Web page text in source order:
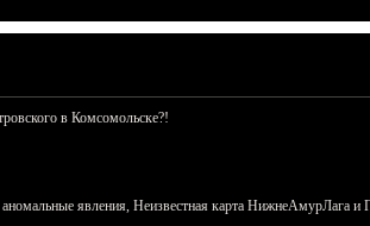
в Комсомольске?!
явления, Неизвестная карта НижнеАмурЛага и